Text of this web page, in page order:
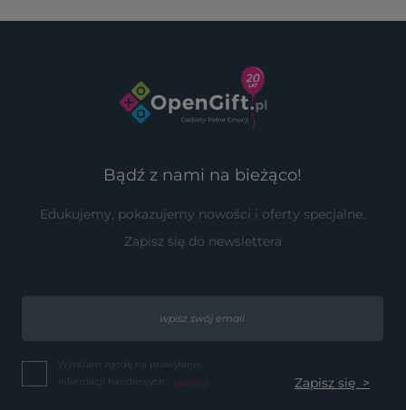
Bądź z nami na bieżąco!
Edukujemy, pokazujemy nowości i oferty specjalne.
Zapisz się do newslettera
Wyrażam zgodę na przesyłanie
informacji handlowych... (więcej)